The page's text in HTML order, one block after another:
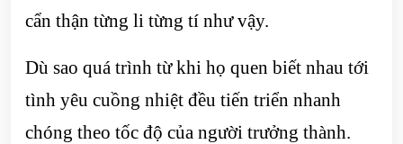
cẩn thận từng li từng tí như vậy.
Dù sao quá trình từ khi họ quen biết nhau tới
tình yêu cuồng nhiệt đều tiến triển nhanh
chóng theo tốc độ của người trưởng thành.